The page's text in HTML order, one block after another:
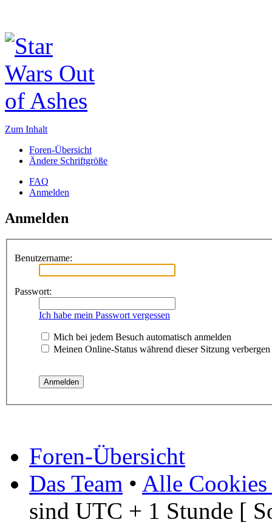
Zum Inhalt
Foren-Übersicht
Ändere Schriftgröße
FAQ
Anmelden
Anmelden
Benutzername:
Passwort:
Ich habe mein Passwort vergessen
Mich bei jedem Besuch automatisch anmelden
Meinen Online-Status während dieser Sitzung verbergen
Foren-Übersicht
Das Team • Alle Cookies
sind UTC + 1 Stunde [